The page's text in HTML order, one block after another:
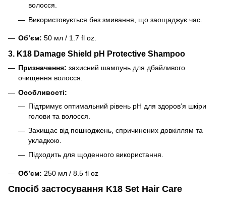
волосся.
Використовується без змивання, що заощаджує час.
Об’єм: 50 мл / 1.7 fl oz.
3. K18 Damage Shield pH Protective Shampoo
Призначення: захисний шампунь для дбайливого
очищення волосся.
Особливості:
Підтримує оптимальний рівень pH для здоров’я шкіри
голови та волосся.
Захищає від пошкоджень, спричинених довкіллям та
укладкою.
Підходить для щоденного використання.
Об’єм: 250 мл / 8.5 fl oz
Спосіб застосування K18 Set Hair Care